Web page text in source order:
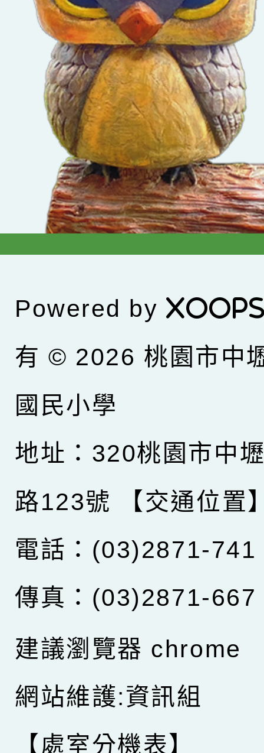
Powered by
有 © 2026 桃園市中
國民小學
地址：320桃園市中
路123號
【交通位置
電話：(03)2871-741
傳真：(03)2871-667
建議瀏覽器 chrome
網站維護:資訊組
【處室分機表】